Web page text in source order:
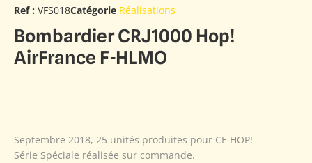
Ref : VFS018Catégorie Réalisations
Bombardier CRJ1000 Hop!
AirFrance F-HLMO
Septembre 2018, 25 unités produites pour CE HOP!
Série Spéciale réalisée sur commande.